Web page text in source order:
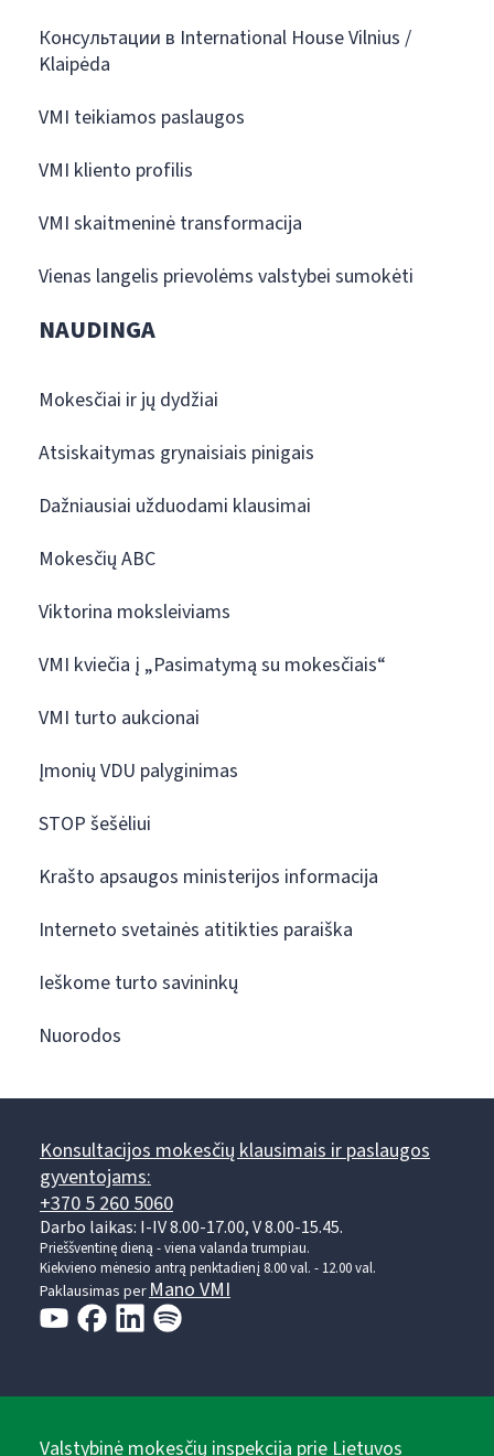
Консультации в International House Vilnius /
Klaipėda
VMI teikiamos paslaugos
VMI kliento profilis
VMI skaitmeninė transformacija
Vienas langelis prievolėms valstybei sumokėti
NAUDINGA
Mokesčiai ir jų dydžiai
Atsiskaitymas grynaisiais pinigais
Dažniausiai užduodami klausimai
Mokesčių ABC
Viktorina moksleiviams
VMI kviečia į „Pasimatymą su mokesčiais“
VMI turto aukcionai
Įmonių VDU palyginimas
STOP šešėliui
Krašto apsaugos ministerijos informacija
Interneto svetainės atitikties paraiška
Ieškome turto savininkų
Nuorodos
Konsultacijos mokesčių klausimais ir paslaugos
gyventojams:
+370 5 260 5060
Darbo laikas: I-IV 8.00-17.00, V 8.00-15.45.
Prieššventinę dieną - viena valanda trumpiau.
Kiekvieno mėnesio antrą penktadienį 8.00 val. - 12.00 val.
Paklausimas perMano VMI
Valstybinė mokesčių inspekcija prie Lietuvos